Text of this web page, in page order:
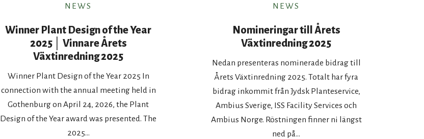
NEWS
Winner Plant Design of the Year
2025 │ Vinnare Årets
Växtinredning 2025
Winner Plant Design of the Year 2025 In
connection with the annual meeting held in
Gothenburg on April 24, 2026, the Plant
Design of the Year award was presented. The
2025…
NEWS
Nomineringar till Årets
Växtinredning 2025
Nedan presenteras nominerade bidrag till
Årets Växtinredning 2025. Totalt har fyra
bidrag inkommit från Jydsk Planteservice,
Ambius Sverige, ISS Facility Services och
Ambius Norge. Röstningen finner ni längst
ned på…